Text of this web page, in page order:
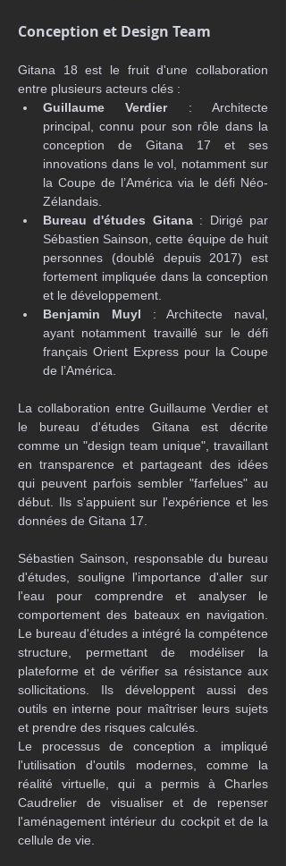
Conception et Design Team
Gitana 18 est le fruit d'une collaboration
entre plusieurs acteurs clés :
Guillaume Verdier : Architecte
principal, connu pour son rôle dans la
conception de Gitana 17 et ses
innovations dans le vol, notamment sur
la Coupe de l’América via le défi Néo-
Zélandais.
Bureau d'études Gitana : Dirigé par
Sébastien Sainson, cette équipe de huit
personnes (doublé depuis 2017) est
fortement impliquée dans la conception
et le développement.
Benjamin Muyl : Architecte naval,
ayant notamment travaillé sur le défi
français Orient Express pour la Coupe
de l’América.
La collaboration entre Guillaume Verdier et
le bureau d'études Gitana est décrite
comme un "design team unique", travaillant
en transparence et partageant des idées
qui peuvent parfois sembler "farfelues" au
début. Ils s'appuient sur l'expérience et les
données de Gitana 17.
Sébastien Sainson, responsable du bureau
d'études, souligne l'importance d'aller sur
l'eau pour comprendre et analyser le
comportement des bateaux en navigation.
Le bureau d'études a intégré la compétence
structure, permettant de modéliser la
plateforme et de vérifier sa résistance aux
sollicitations. Ils développent aussi des
outils en interne pour maîtriser leurs sujets
et prendre des risques calculés.
Le processus de conception a impliqué
l'utilisation d'outils modernes, comme la
réalité virtuelle, qui a permis à Charles
Caudrelier de visualiser et de repenser
l'aménagement intérieur du cockpit et de la
cellule de vie.